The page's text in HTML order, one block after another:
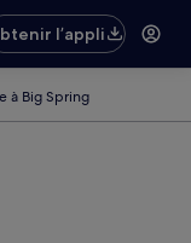
l’appli
à Big Spring